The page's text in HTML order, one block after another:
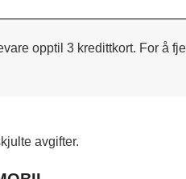
opptil 3 kredittkort. For å
avgifter.